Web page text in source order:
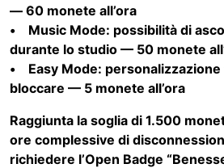
— 60 monete all’ora
• Music Mode: possibilità di
durante lo studio — 50 monete
• Easy Mode: personalizzazione
bloccare — 5 monete all’ora
Raggiunta la soglia di 1.500
ore complessive di
richiedere l’Open Badge